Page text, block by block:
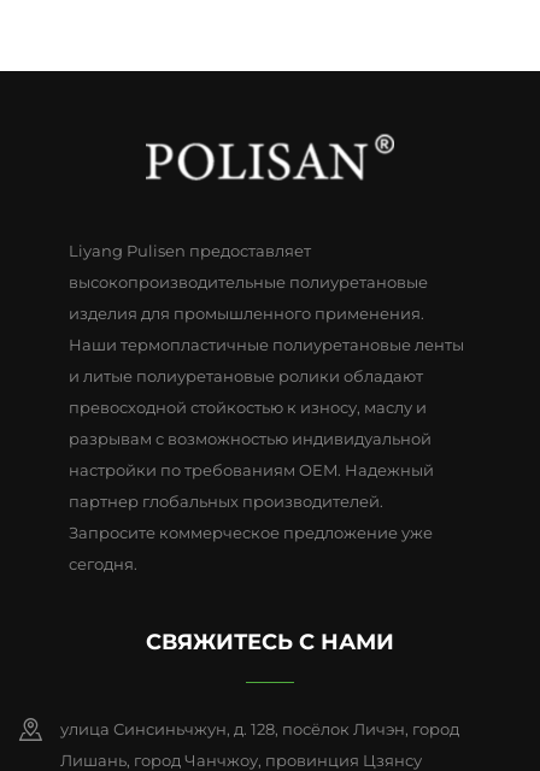
Liyang Pulisen предоставляет
высокопроизводительные полиуретановые
изделия для промышленного применения.
Наши термопластичные полиуретановые ленты
и литые полиуретановые ролики обладают
превосходной стойкостью к износу, маслу и
разрывам с возможностью индивидуальной
настройки по требованиям OEM. Надежный
партнер глобальных производителей.
Запросите коммерческое предложение уже
сегодня.
СВЯЖИТЕСЬ С НАМИ
улица Синсиньчжун, д. 128, посёлок Личэн, город
Лишань, город Чанчжоу, провинция Цзянсу